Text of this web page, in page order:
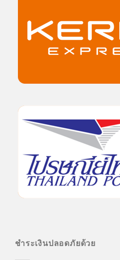
ชำระเงินปลอดภัยด้วย